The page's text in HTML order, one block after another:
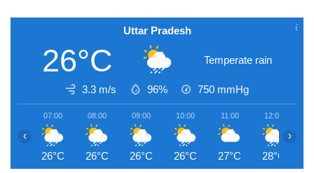
Uttar Pradesh
26°C Temperate rain
3.3 m/s 96% 750 mmHg
07:00
26°C
08:00
26°C
09:00
26°C
10:00
26°C
11:00
27°C
12:00
28°C
‹ ›